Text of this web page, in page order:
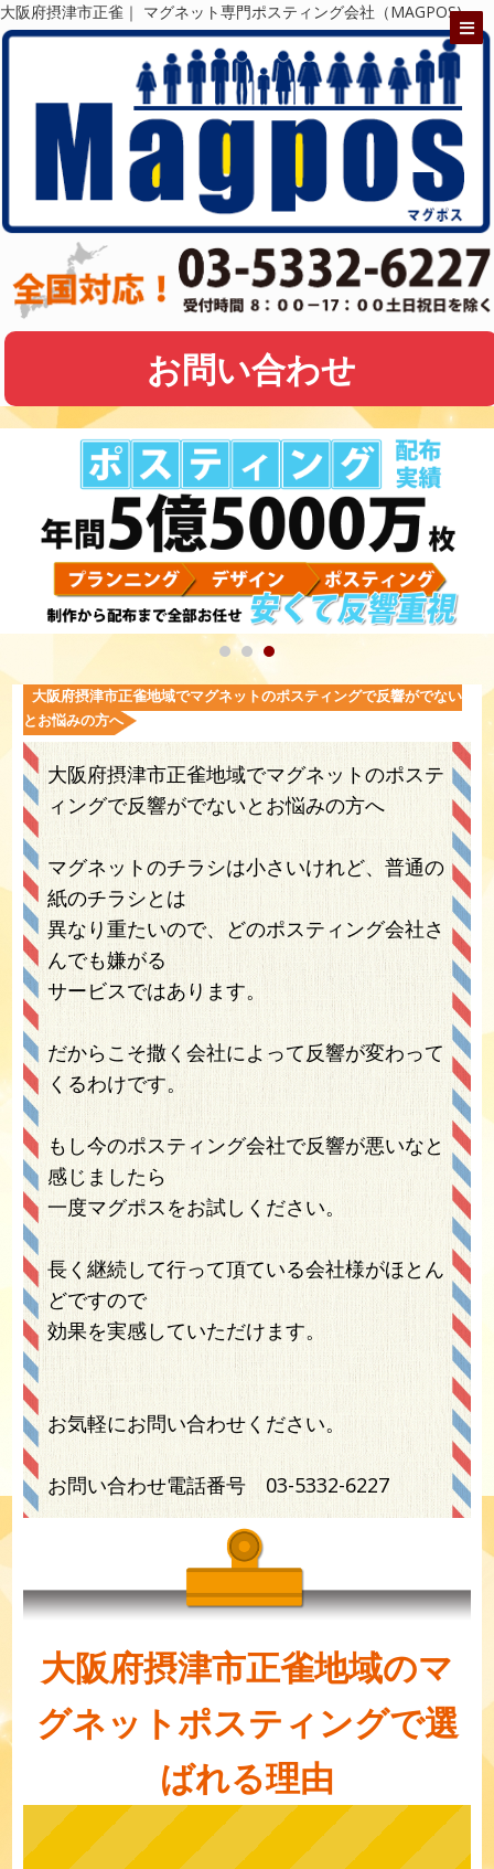
大阪府摂津市正雀｜ マグネット専門ポスティング会社（MAGPOS)
お問い合わせ
大阪府摂津市正雀地域でマグネットのポスティングで反響がでない
とお悩みの方へ
大阪府摂津市正雀地域でマグネットのポステ
ィングで反響がでないとお悩みの方へ
マグネットのチラシは小さいけれど、普通の
紙のチラシとは
異なり重たいので、どのポスティング会社さ
んでも嫌がる
サービスではあります。
だからこそ撒く会社によって反響が変わって
くるわけです。
もし今のポスティング会社で反響が悪いなと
感じましたら
一度マグポスをお試しください。
長く継続して行って頂ている会社様がほとん
どですので
効果を実感していただけます。
お気軽にお問い合わせください。
お問い合わせ電話番号 03-5332-6227
大阪府摂津市正雀地域のマ
グネットポスティングで選
ばれる理由